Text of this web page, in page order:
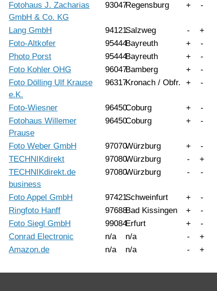
Fotohaus J. Zacharias
GmbH & Co. KG
93047Regensburg + -
Lang GmbH 94121Salzweg -
+
Foto-Altkofer
95444Bayreuth +
-
Photo Porst
95444Bayreuth +
-
Foto Kohler OHG
96047Bamberg +
-
Foto Dölling Ulf Krause
e.K.
96317Kronach / Obfr. + -
Foto-Wiesner 96450Coburg +
-
Fotohaus Willemer
Prause
96450Coburg + -
Foto Weber GmbH 97070Würzburg +
-
TECHNIKdirekt
97080Würzburg -
+
TECHNIKdirekt.de
business
97080Würzburg - -
Foto Appel GmbH 97421Schweinfurt +
-
Ringfoto Hanff
97688Bad Kissingen +
-
Foto Siegl GmbH
99084Erfurt +
-
Conrad Electronic
n/a n/a -
+
Amazon.de
n/a n/a - +